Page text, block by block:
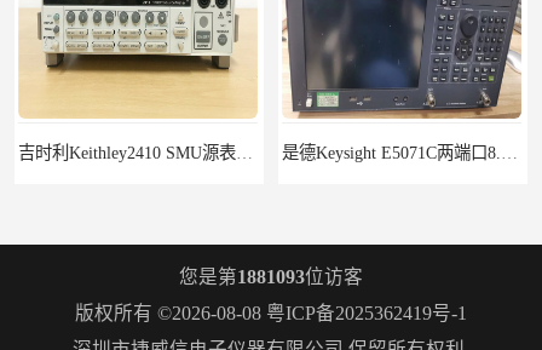
您是第1881093位访客
版权所有 ©2026-08-08 粤ICP备2025362419号-1